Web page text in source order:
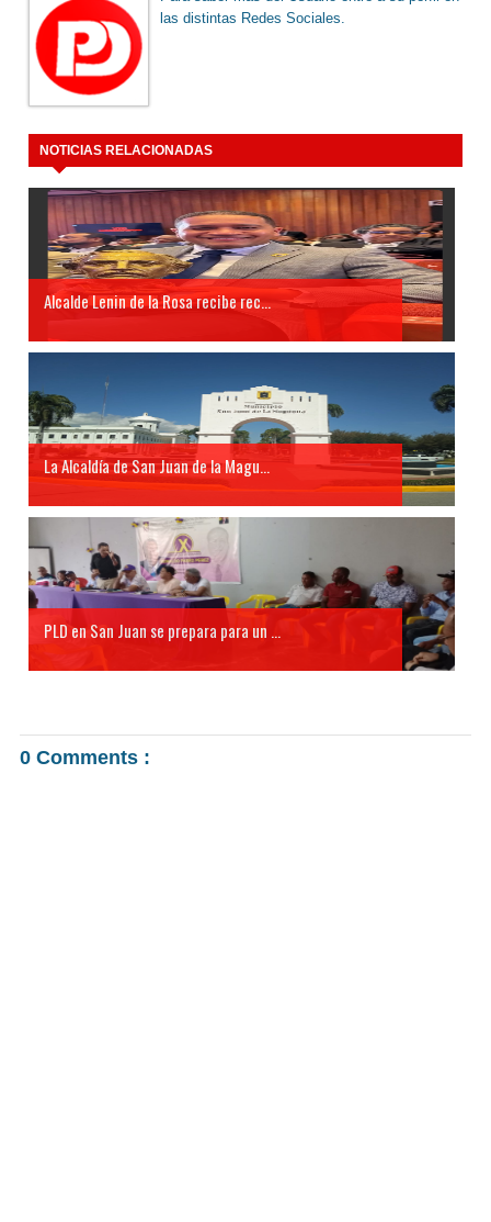
las distintas Redes Sociales.
NOTICIAS RELACIONADAS
Alcalde Lenin de la Rosa recibe rec...
La Alcaldía de San Juan de la Magu...
PLD en San Juan se prepara para un ...
0 Comments :